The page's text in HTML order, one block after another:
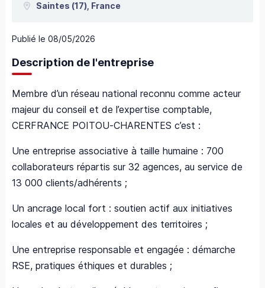
Saintes (17), France
Publié le 08/05/2026
Description de l'entreprise
Membre d’un réseau national reconnu comme acteur
majeur du conseil et de l’expertise comptable,
CERFRANCE POITOU-CHARENTES c’est :
Une entreprise associative à taille humaine : 700
collaborateurs répartis sur 32 agences, au service de
13 000 clients/adhérents ;
Un ancrage local fort : soutien actif aux initiatives
locales et au développement des territoires ;
Une entreprise responsable et engagée : démarche
RSE, pratiques éthiques et durables ;